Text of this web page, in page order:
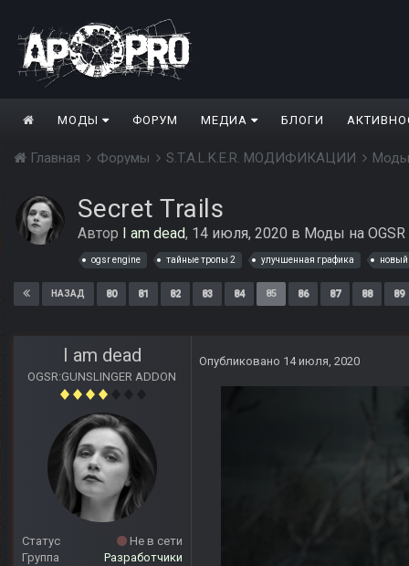
МОДЫ ФОРУМ МЕДИА БЛОГИ
Главная Форумы S.T.A.L.K.E.R. МОДИФИКАЦИИ
Secret Trails
Автор I am dead, 14 июля, 2020 в Моды на OGSR
ogsr engine тайные тропы 2 улучшенная графика
НАЗАД 80 81 82 83 84 85 86 87 88 89
I am dead
OGSR:GUNSLINGER ADDON
Статус
Не в сети
Группа
Разработчики
Опубликовано 14 июля, 2020